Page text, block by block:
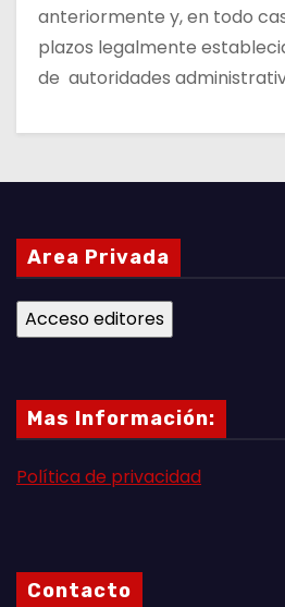
anteriormente y, en todo
plazos legalmente
de autoridades
Area Privada
Mas Información:
Política de privacidad
Contacto